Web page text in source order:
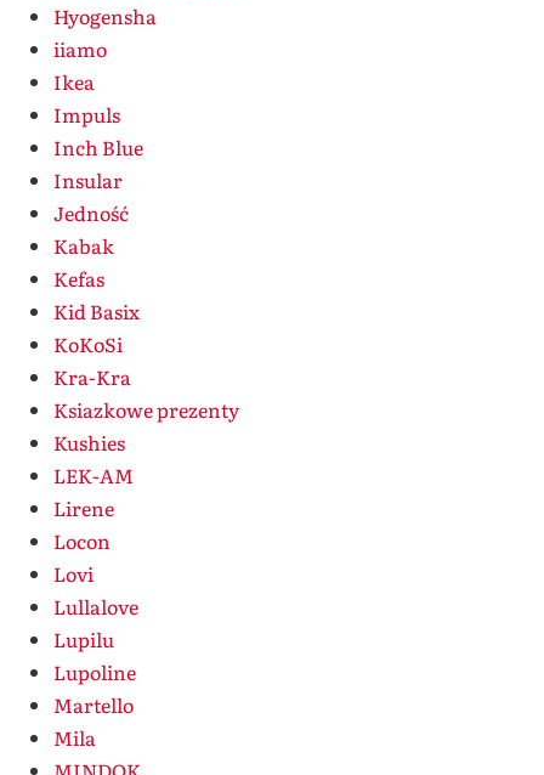
Hyogensha
iiamo
Ikea
Impuls
Inch Blue
Insular
Jedność
Kabak
Kefas
Kid Basix
KoKoSi
Kra-Kra
Ksiazkowe prezenty
Kushies
LEK-AM
Lirene
Locon
Lovi
Lullalove
Lupilu
Lupoline
Martello
Mila